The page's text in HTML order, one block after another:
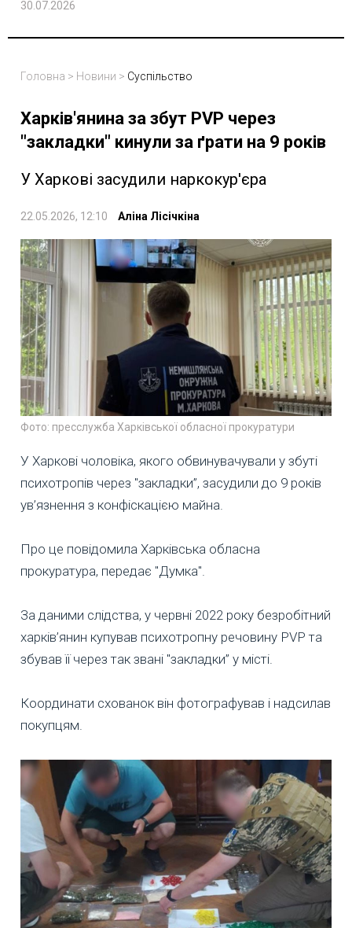
30.07.2026
Головна > Новини > Суспільство
Харків'янина за збут PVP через
"закладки" кинули за ґрати на 9 років
У Харкові засудили наркокур'єра
22.05.2026, 12:10 Аліна Лісічкіна
Фото: пресслужба Харківської обласної прокуратури
У Харкові чоловіка, якого обвинувачували у збуті
психотропів через "закладки”, засудили до 9 років
ув’язнення з конфіскацією майна.
Про це повідомила Харківська обласна
прокуратура, передає "Думка".
За даними слідства, у червні 2022 року безробітний
харків’янин купував психотропну речовину PVP та
збував її через так звані "закладки” у місті.
Координати схованок він фотографував і надсилав
покупцям.